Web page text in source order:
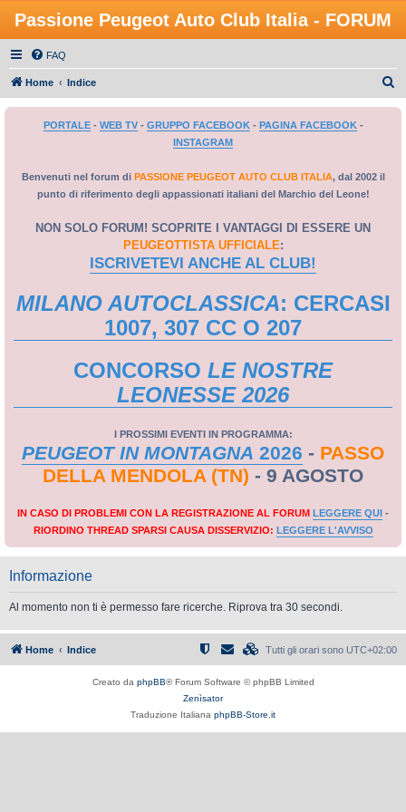
Passione Peugeot Auto Club Italia - FORUM
FAQ
Home Indice
PORTALE- WEB TV- GRUPPO FACEBOOK- PAGINA FACEBOOK-
INSTAGRAM
Benvenuti nel forum di PASSIONE PEUGEOT AUTO CLUB ITALIA, dal 2002 il
punto di riferimento degli appassionati italiani del Marchio del Leone!
NON SOLO FORUM! SCOPRITE I VANTAGGI DI ESSERE UN
PEUGEOTTISTA UFFICIALE:
ISCRIVETEVI ANCHE AL CLUB!
MILANO AUTOCLASSICA: CERCASI
1007, 307 CC O 207
CONCORSO LE NOSTRE
LEONESSE 2026
I PROSSIMI EVENTI IN PROGRAMMA:
PEUGEOT IN MONTAGNA 2026 - PASSO
DELLA MENDOLA (TN) - 9 AGOSTO
IN CASO DI PROBLEMI CON LA REGISTRAZIONE AL FORUM LEGGERE QUI -
RIORDINO THREAD SPARSI CAUSA DISSERVIZIO: LEGGERE L'AVVISO
Informazione
Al momento non ti è permesso fare ricerche. Riprova tra 30 secondi.
Home Indice Tutti gli orari sono UTC+02:00
Creato da phpBB® Forum Software © phpBB Limited
Zenìsator
Traduzione Italiana phpBB-Store.it